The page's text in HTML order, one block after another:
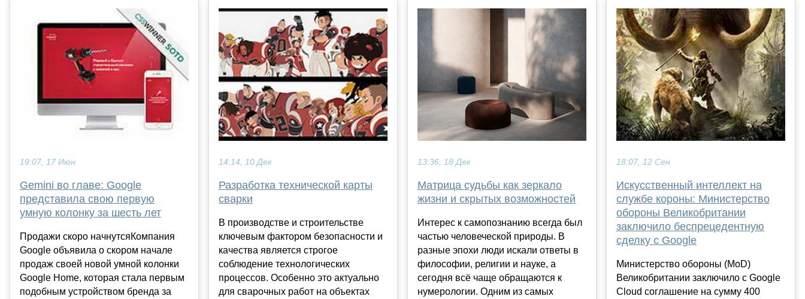
19:07, 17 Июн
Gemini во главе: Google
представила свою первую
умную колонку за шесть лет
Продажи скоро начнутсяКомпания
Google объявила о скором начале
продаж своей новой умной колонки
Google Home, которая стала первым
подобным устройством бренда за
14:14, 10 Дек
Разработка технической карты
сварки
В производстве и строительстве
ключевым фактором безопасности и
качества является строгое
соблюдение технологических
процессов. Особенно это актуально
для сварочных работ на объектах
13:36, 18 Дек
Матрица судьбы как зеркало
жизни и скрытых возможностей
Интерес к самопознанию всегда был
частью человеческой природы. В
разные эпохи люди искали ответы в
философии, религии и науке, а
сегодня всё чаще обращаются к
нумерологии. Одним из самых
18:07, 12 Сен
Искусственный интеллект на
службе короны: Министерство
обороны Великобритании
заключило беспрецедентную
сделку с Google
Министерство обороны (MoD)
Великобритании заключило с Google
Cloud соглашение на сумму 400